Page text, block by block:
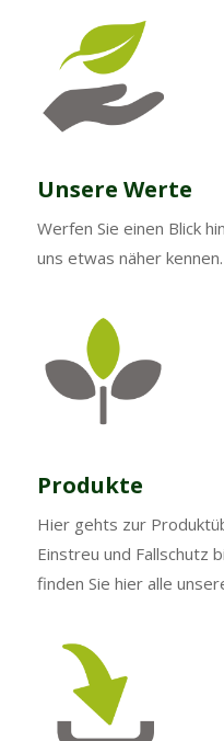
Unsere Werte
Werfen Sie einen Blick
uns etwas näher kennen.
Produkte
Hier gehts zur
Einstreu und Fallschutz
finden Sie hier alle